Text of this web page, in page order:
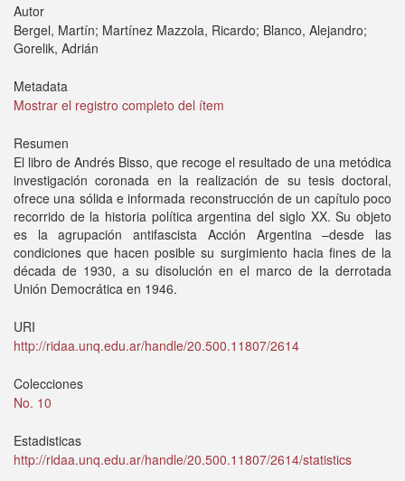
Autor
Bergel, Martín; Martínez Mazzola, Ricardo; Blanco, Alejandro;
Gorelik, Adrián
Metadata
Mostrar el registro completo del ítem
Resumen
El libro de Andrés Bisso, que recoge el resultado de una metódica
investigación coronada en la realización de su tesis doctoral,
ofrece una sólida e informada reconstrucción de un capítulo poco
recorrido de la historia política argentina del siglo XX. Su objeto
es la agrupación antifascista Acción Argentina –desde las
condiciones que hacen posible su surgimiento hacia fines de la
década de 1930, a su disolución en el marco de la derrotada
Unión Democrática en 1946.
URI
http://ridaa.unq.edu.ar/handle/20.500.11807/2614
Colecciones
No. 10
Estadisticas
http://ridaa.unq.edu.ar/handle/20.500.11807/2614/statistics